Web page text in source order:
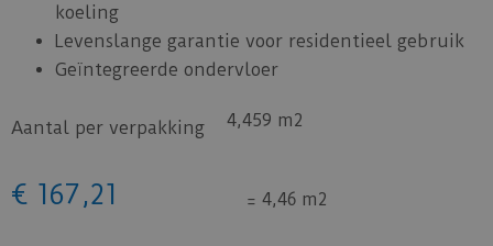
koeling
Levenslange garantie voor residentieel gebruik
Geïntegreerde ondervloer
Aantal per verpakking 4,459 m2
€ 167,21 = 4,46 m2